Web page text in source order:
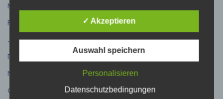
März 2026
Februar 2026
Januar 2026(1)
Dezember 2025
(5)
November 2025
Oktober 2025
(6)
a) personenbezogene Daten
Personenbezogene Daten sind alle Informationen, die
natürliche Person (im Folgenden „betroffene Person")
beziehen. Als identifizierbar wird eine natürliche Person
angesehen, die direkt oder indirekt, insbesondere
mittels Zuordnung zu einer Kennung wie einem
Namen, zu einer Kennnummer, zu Standortdaten, zu
einer Online-Kennung oder zu einem oder mehreren
✓ Akzeptieren
Auswahl speichern
Personalisieren
Datenschutzbedingungen